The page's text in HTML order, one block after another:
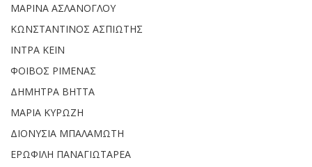
ΜΑΡΙΝΑ ΑΣΛΑΝΟΓΛΟΥ
ΚΩΝΣΤΑΝΤΙΝΟΣ ΑΣΠΙΩΤΗΣ
ΙΝΤΡΑ ΚΕΪΝ
ΦΟΙΒΟΣ ΡΙΜΕΝΑΣ
ΔΗΜΗΤΡΑ ΒΗΤΤΑ
ΜΑΡΙΑ ΚΥΡΩΖΗ
ΔΙΟΝΥΣΙΑ ΜΠΑΛΑΜΩΤΗ
ΕΡΩΦΙΛΗ ΠΑΝΑΓΙΩΤΑΡΕΑ